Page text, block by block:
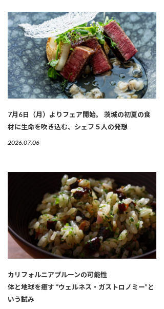
7月6日（月）よりフェア開始。 茨城の初夏の食
材に生命を吹き込む、シェフ５人の発想
2026.07.06
カリフォルニアプルーンの可能性
体と地球を癒す “ウェルネス・ガストロノミー”と
いう試み